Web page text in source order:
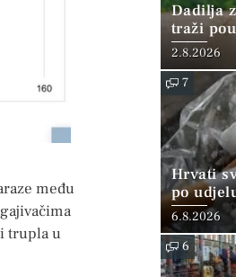
među
trupla u
Dadilja
traži
2.8.2026
7
Hrvati
po
6.8.2026
6